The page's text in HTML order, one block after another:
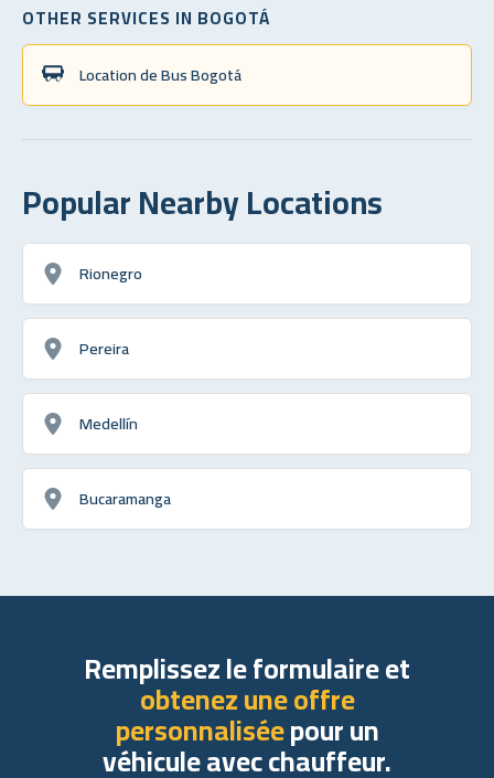
OTHER SERVICES IN BOGOTÁ
Location de Bus Bogotá
Popular Nearby Locations
Rionegro
Pereira
Medellín
Bucaramanga
Remplissez le formulaire et
obtenez une offre
personnaliséepour un
véhicule avec chauffeur.